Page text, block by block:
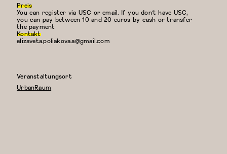
Veranstaltungsort
UrbanRaum
Preis
You can register via USC or email. If you don't have USC,
you can pay between 10 and 20 euros by cash or transfer
the payment
Kontakt
elizaveta.poliakova.a@gmail.com